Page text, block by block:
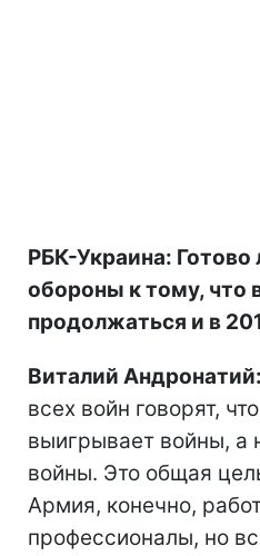
РБК-Украина:
обороны к тому, что
продолжаться и в
Виталий Андронатий:
всех войн говорят,
выигрывает войны, а
войны. Это общая
Армия, конечно,
профессионалы, но